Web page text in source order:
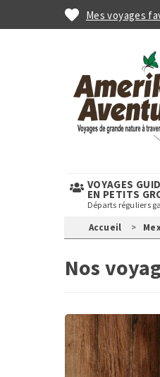
contenu
Mes voyages
VOYAGES
EN PETITS
Départs réguliers
Accueil
Nos